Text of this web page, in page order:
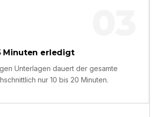
Minuten erledigt
Unterlagen dauert der gesamte
nur 10 bis 20 Minuten.